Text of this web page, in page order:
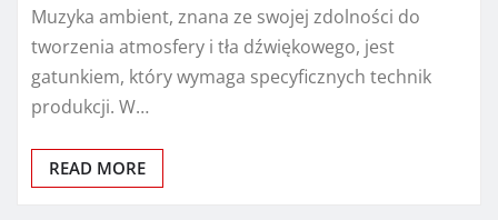
Muzyka ambient, znana ze swojej zdolności do
tworzenia atmosfery i tła dźwiękowego, jest
gatunkiem, który wymaga specyficznych technik
produkcji. W…
READ MORE